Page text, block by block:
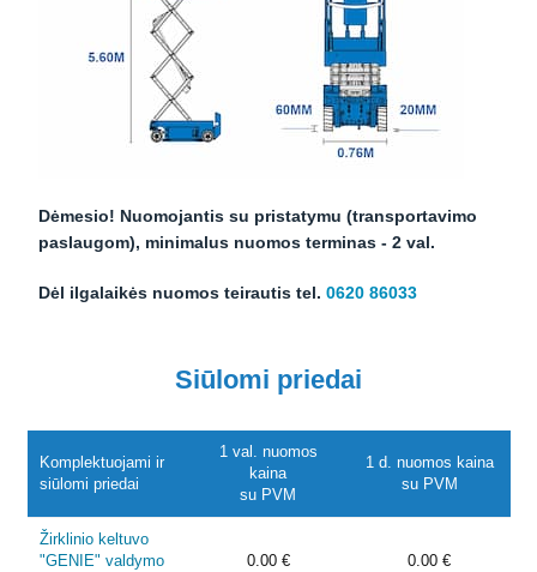
Dėmesio! Nuomojantis su pristatymu (transportavimo
paslaugom), minimalus nuomos terminas - 2 val.
Dėl ilgalaikės nuomos teirautis tel.0620 86033
Siūlomi priedai
Komplektuojami ir
siūlomi priedai
1 val. nuomos
kaina
su PVM
1 d. nuomos kaina
su PVM
Žirklinio keltuvo
"GENIE" valdymo
0.00 € 0.00 €